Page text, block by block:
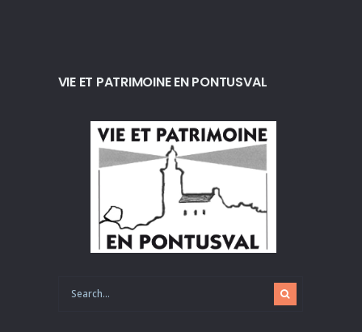
VIE ET PATRIMOINE EN PONTUSVAL